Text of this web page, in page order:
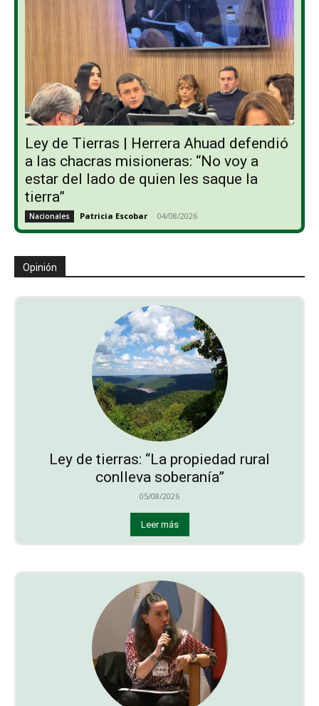
Ley de Tierras | Herrera Ahuad defendió
a las chacras misioneras: “No voy a
estar del lado de quien les saque la
tierra”
Nacionales Patricia Escobar - 04/08/2026
Opinión
Ley de tierras: “La propiedad rural
conlleva soberanía”
05/08/2026
Leer más